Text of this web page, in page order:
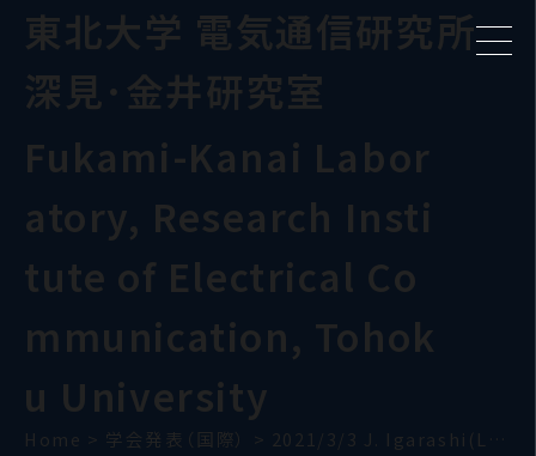
東北大学 電気通信研究所
深見･金井研究室
Fukami-Kanai Labor
atory, Research Insti
tute of Electrical Co
mmunication, Tohok
u University
Home > 学会発表（国際） > 2021/3/3 J. Igarashi(Lorraine)